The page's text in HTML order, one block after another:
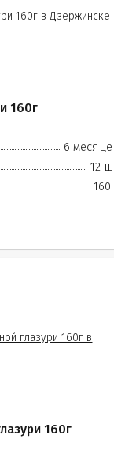
160г
6
12
160
160г